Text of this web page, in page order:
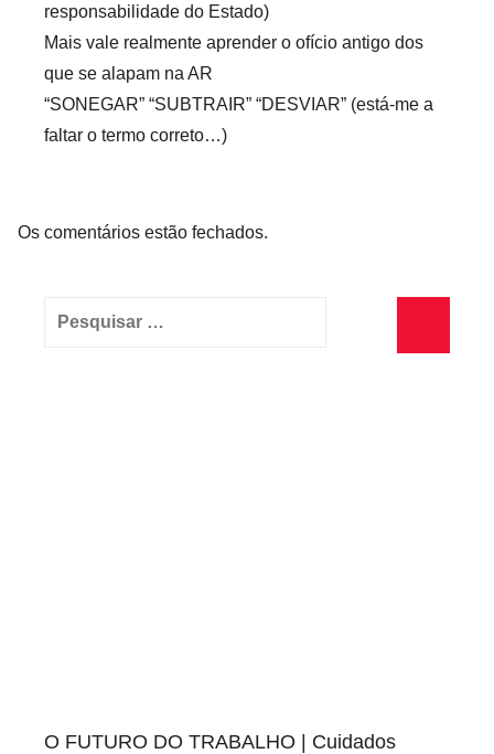
responsabilidade do Estado)
Mais vale realmente aprender o ofício antigo dos
que se alapam na AR
“SONEGAR” “SUBTRAIR” “DESVIAR” (está-me a
faltar o termo correto…)
Os comentários estão fechados.
Pesquisar
O FUTURO DO TRABALHO | Cuidados